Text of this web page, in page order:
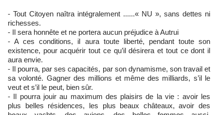
- Tout Citoyen naîtra intégralement ......« NU », sans dettes ni
richesses.
- Il sera honnête et ne portera aucun préjudice à Autrui
- A ces conditions, il aura toute liberté, pendant toute son
existence, pour acquérir tout ce qu’il désirera et tout ce dont il
aura envie.
- Il pourra, par ses capacités, par son dynamisme, son travail et
sa volonté. Gagner des millions et même des milliards, s’il le
veut et s’il le peut, bien sûr.
- Il pourra jouir au maximum des plaisirs de la vie : avoir les
plus belles résidences, les plus beaux châteaux, avoir des